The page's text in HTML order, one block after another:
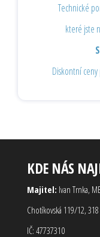
Technické
které jste
Diskontní
KDE NÁS
Majitel: Ivan Trnka,
Chotíkovská 119/12,
IČ: 47737310